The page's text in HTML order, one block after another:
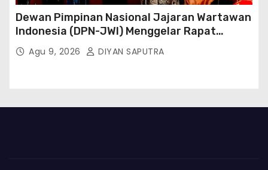
Dewan Pimpinan Nasional Jajaran Wartawan
Indonesia (DPN-JWI) Menggelar Rapat
Konsolidasi Dan Restrukturisasi Di Jakarta
Agu 9, 2026 DIYAN SAPUTRA